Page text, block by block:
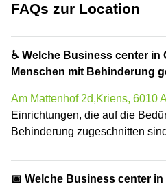
FAQs zur Location
♿ Welche Business center
Menschen mit Behinderung
Am Mattenhof 2d,Kriens, 6010
Einrichtungen, die auf die
Behinderung zugeschnitten
📅 Welche Business center